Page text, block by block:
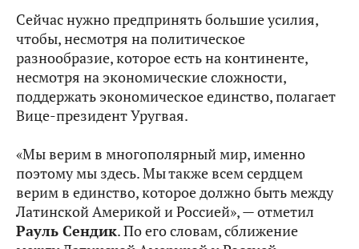
Сейчас нужно предпринять большие усилия,
чтобы, несмотря на политическое
разнообразие, которое есть на континенте,
несмотря на экономические сложности,
поддержать экономическое единство, полагает
Вице-президент Уругвая.
«Мы верим в многополярный мир, именно
поэтому мы здесь. Мы также всем сердцем
верим в единство, которое должно быть между
Латинской Америкой и Россией», — отметил
Рауль Сендик. По его словам, сближение